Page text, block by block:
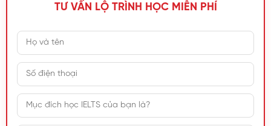
TƯ VẤN LỘ TRÌNH HỌC MIỄN PHÍ